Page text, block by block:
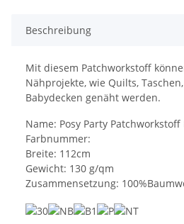
Beschreibung
Mit diesem Patchworkstoff
Nähprojekte, wie Quilts,
Babydecken genäht werden.
Name: Posy Party
Farbnummer:
Breite: 112cm
Gewicht: 130 g/qm
Zusammensetzung: